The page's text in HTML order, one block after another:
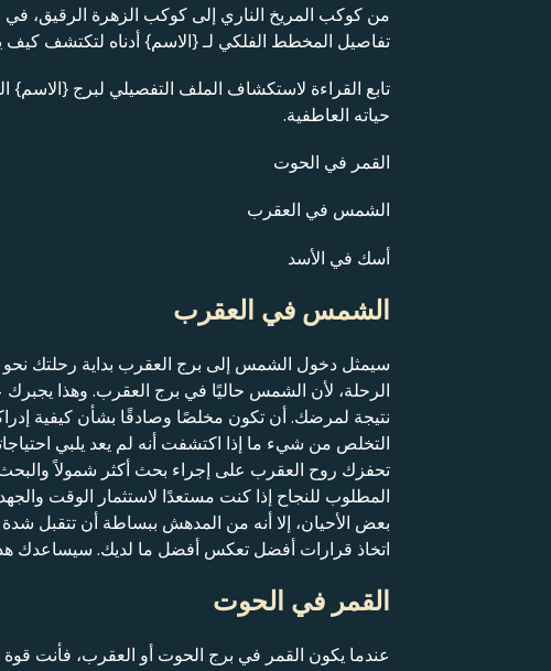
من كوكب المريخ الناري إلى كوكب الزهرة الرقيق،
تفاصيل المخطط الفلكي لـ {الاسم} أدناه لتكتشف
تابع القراءة لاستكشاف الملف التفصيلي لبرج {الاسم}
حياته العاطفية.
القمر في الحوت
الشمس في العقرب
أسك في الأسد
الشمس في العقرب
سيمثل دخول الشمس إلى برج العقرب بداية رحلتك نحو
الرحلة، لأن الشمس حاليًا في برج العقرب. وهذا
نتيجة لمرضك. أن تكون مخلصًا وصادقًا بشأن كيفية
التخلص من شيء ما إذا اكتشفت أنه لم يعد يلبي
تحفزك روح العقرب على إجراء بحث أكثر شمولاً والبحث
المطلوب للنجاح إذا كنت مستعدًا لاستثمار الوقت
بعض الأحيان، إلا أنه من المدهش ببساطة أن تتقبل
اتخاذ قرارات أفضل تعكس أفضل ما لديك. سيساعدك
القمر في الحوت
عندما يكون القمر في برج الحوت أو العقرب، فأنت قوة